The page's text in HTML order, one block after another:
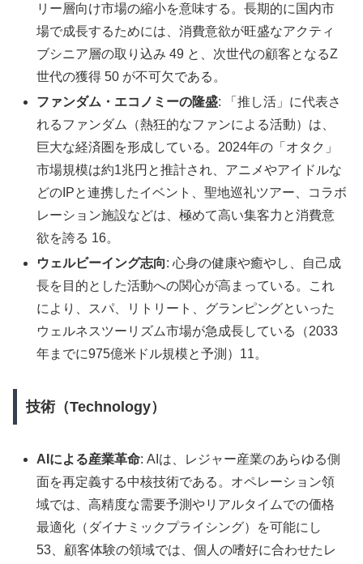
リー層向け市場の縮小を意味する。長期的に国内市
場で成長するためには、消費意欲が旺盛なアクティ
ブシニア層の取り込み 49 と、次世代の顧客となるZ
世代の獲得 50 が不可欠である。
ファンダム・エコノミーの隆盛: 「推し活」に代表さ
れるファンダム（熱狂的なファンによる活動）は、
巨大な経済圏を形成している。2024年の「オタク」
市場規模は約1兆円と推計され、アニメやアイドルな
どのIPと連携したイベント、聖地巡礼ツアー、コラボ
レーション施設などは、極めて高い集客力と消費意
欲を誇る 16。
ウェルビーイング志向: 心身の健康や癒やし、自己成
長を目的とした活動への関心が高まっている。これ
により、スパ、リトリート、グランピングといった
ウェルネスツーリズム市場が急成長している（2033
年までに975億米ドル規模と予測）11。
技術（Technology）
AIによる産業革命: AIは、レジャー産業のあらゆる側
面を再定義する中核技術である。オペレーション領
域では、高精度な需要予測やリアルタイムでの価格
最適化（ダイナミックプライシング）を可能にし
53、顧客体験の領域では、個人の嗜好に合わせたレ